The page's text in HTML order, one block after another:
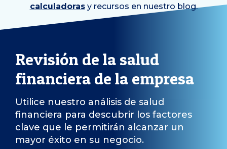
calculadorasy recursos en nuestro blog.
Revisión de la salud
financiera de la empresa
Utilice nuestro análisis de salud
financiera para descubrir los factores
clave que le permitirán alcanzar un
mayor éxito en su negocio.